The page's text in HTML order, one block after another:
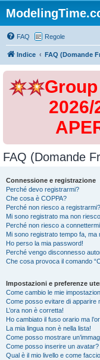
FAQ Regole
Indice FAQ (Domande
2026/
FAQ (Domande
Connessione e registrazione
Perché devo registrarmi?
Che cosa è COPPA?
Perché non riesco a registrarmi?
Mi sono registrato ma non
Perché non riesco a
Mi sono registrato tempo fa,
Ho perso la mia password!
Perché vengo disconnesso
Che cosa provoca il comando
Impostazioni e preferenze
Come cambio le mie
Come posso evitare di apparire
L’ora non è corretta!
Ho cambiato il fuso orario ma
La mia lingua non è nella lista!
Come posso mostrare
Come posso inserire un avatar?
Qual è il mio livello e come